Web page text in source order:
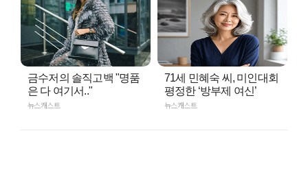
금수저의 솔직고백 "명품
은 다 여기서.."
뉴스캐스트
71세 민혜숙 씨, 미인대회
평정한 ‘방부제 여신’
뉴스캐스트